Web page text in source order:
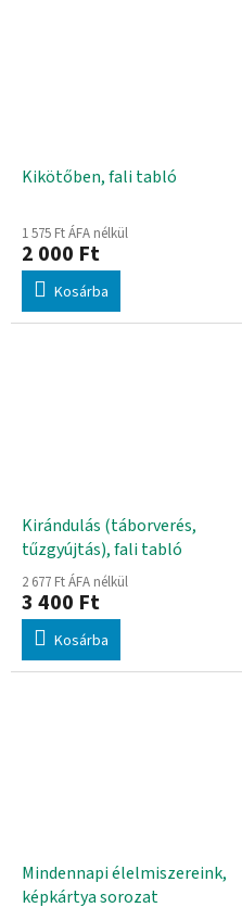
Kikötőben, fali tabló
1 575 Ft ÁFA nélkül
2 000 Ft
Kosárba
Kirándulás (táborverés,
tűzgyújtás), fali tabló
2 677 Ft ÁFA nélkül
3 400 Ft
Kosárba
Mindennapi élelmiszereink,
képkártya sorozat